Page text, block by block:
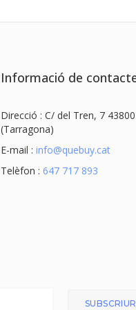
Informació de
Direcció : C/ del Tren, 7
(Tarragona)
E-mail : info@quebuy.cat
Telèfon : 647 717 893